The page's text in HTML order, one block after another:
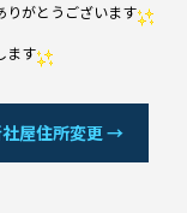
りがとうございます
ます
屋住所変更→